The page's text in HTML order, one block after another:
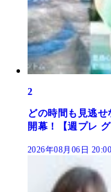
2
どの時間も見逃
開幕！【週プレ
2026年08月06日 20:00